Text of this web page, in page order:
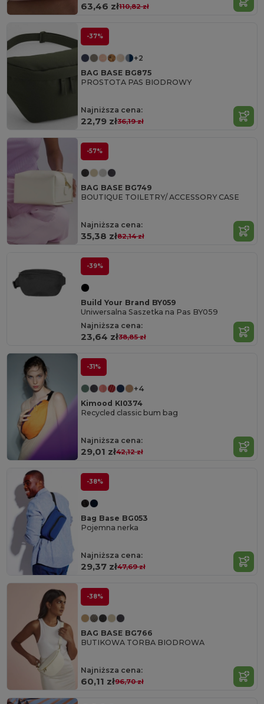
63,46 zł110,82 zł
-37%
+2
BAG BASE BG875
PROSTOTA PAS BIODROWY
Najniższa cena:
22,79 zł36,19 zł
-57%
BAG BASE BG749
BOUTIQUE TOILETRY/ ACCESSORY CASE
Najniższa cena:
35,38 zł82,14 zł
-39%
Build Your Brand BY059
Uniwersalna Saszetka na Pas BY059
Najniższa cena:
23,64 zł38,85 zł
-31%
+4
Kimood KI0374
Recycled classic bum bag
Najniższa cena:
29,01 zł42,12 zł
-38%
Bag Base BG053
Pojemna nerka
Najniższa cena:
29,37 zł47,69 zł
-38%
BAG BASE BG766
BUTIKOWA TORBA BIODROWA
Najniższa cena:
60,11 zł96,70 zł